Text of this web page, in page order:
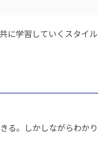
に学習していくスタイル
る。しかしながらわかり